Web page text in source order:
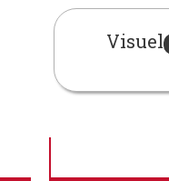
Visuel